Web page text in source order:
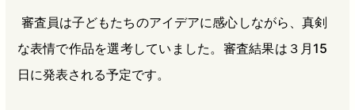
審査員は子どもたちのアイデアに感心しながら、真剣
な表情で作品を選考していました。審査結果は３月15
日に発表される予定です。